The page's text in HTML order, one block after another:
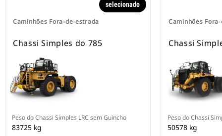
Caminhões Fora-de-estrada
selecionado
Chassi Simples do 785
Peso do Chassi Simples LRC sem Guincho
83725 kg
Caminhões
Chassi
Peso do Chassi
50578 kg